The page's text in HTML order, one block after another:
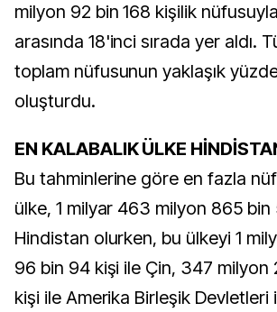
milyon 92 bin 168 kişilik
arasında 18'inci sırada yer aldı.
toplam nüfusunun yaklaşık
oluşturdu.
EN KALABALIK ÜLKE
Bu tahminlerine göre en fazla
ülke, 1 milyar 463 milyon 865 bin
Hindistan olurken, bu ülkeyi 1
96 bin 94 kişi ile Çin, 347 milyon
kişi ile Amerika Birleşik Devletleri